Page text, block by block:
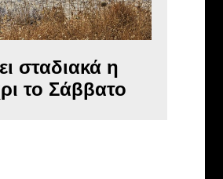
σταδιακά η
το Σάββατο